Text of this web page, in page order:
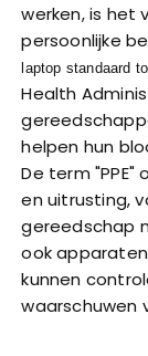
werken, is het
persoonlijke
laptop standaard
Health
helpen hun
De term
en uitrusting,
gereedschap
ook
kunnen
waarschuwen